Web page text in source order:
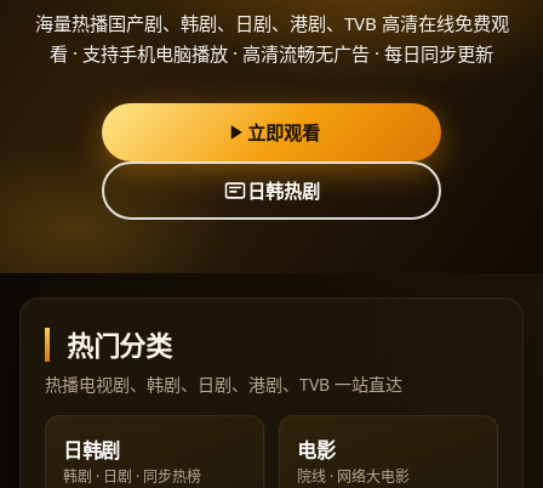
海量热播国产剧、韩剧、日剧、港剧、TVB 高清在线免费观
看 · 支持手机电脑播放 · 高清流畅无广告 · 每日同步更新
立即观看
日韩热剧
热门分类
热播电视剧、韩剧、日剧、港剧、TVB 一站直达
日韩剧
韩剧 · 日剧 · 同步热榜
电影
院线 · 网络大电影